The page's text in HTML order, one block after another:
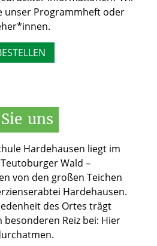
unser Programmheft oder
Sie uns
Hardehausen liegt im
Wald –
von den großen Teichen
Hardehausen.
des Ortes trägt
besonderen Reiz bei: Hier